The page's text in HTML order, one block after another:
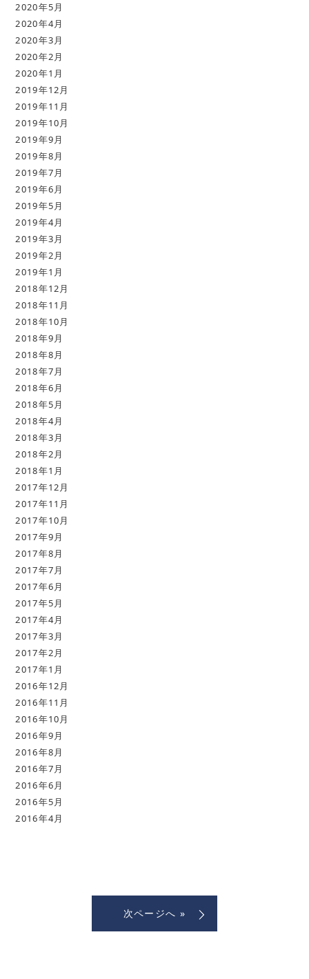
2020年5月
2020年4月
2020年3月
2020年2月
2020年1月
2019年12月
2019年11月
2019年10月
2019年9月
2019年8月
2019年7月
2019年6月
2019年5月
2019年4月
2019年3月
2019年2月
2019年1月
2018年12月
2018年11月
2018年10月
2018年9月
2018年8月
2018年7月
2018年6月
2018年5月
2018年4月
2018年3月
2018年2月
2018年1月
2017年12月
2017年11月
2017年10月
2017年9月
2017年8月
2017年7月
2017年6月
2017年5月
2017年4月
2017年3月
2017年2月
2017年1月
2016年12月
2016年11月
2016年10月
2016年9月
2016年8月
2016年7月
2016年6月
2016年5月
2016年4月
次ページへ »